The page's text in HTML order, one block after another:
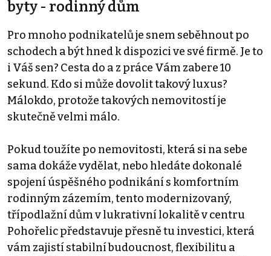
byty - rodinný dům
Pro mnoho podnikatelů je snem seběhnout po
schodech a být hned k dispozici ve své firmě. Je to
i Váš sen? Cesta do a z práce Vám zabere 10
sekund. Kdo si může dovolit takový luxus?
Málokdo, protože takových nemovitostí je
skutečně velmi málo.
Pokud toužíte po nemovitosti, která si na sebe
sama dokáže vydělat, nebo hledáte dokonalé
spojení úspěšného podnikání s komfortním
rodinným zázemím, tento modernizovaný,
třípodlažní dům v lukrativní lokalitě v centru
Pohořelic představuje přesně tu investici, která
vám zajistí stabilní budoucnost, flexibilitu a